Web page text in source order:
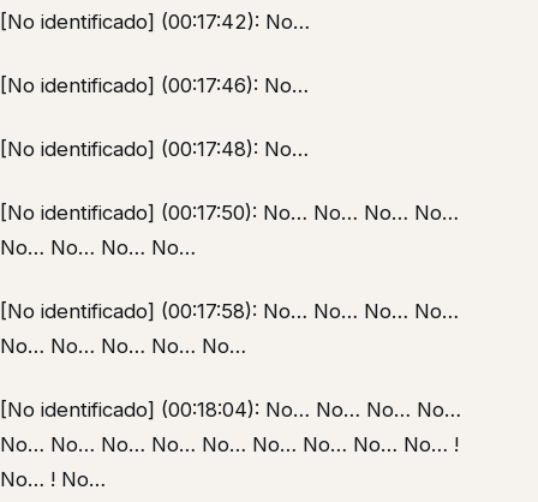
[No identificado] (00:17:42): No…
[No identificado] (00:17:46): No…
[No identificado] (00:17:48): No…
[No identificado] (00:17:50): No… No… No… No…
No… No… No… No…
[No identificado] (00:17:58): No… No… No… No…
No… No… No… No… No…
[No identificado] (00:18:04): No… No… No… No…
No… No… No… No… No… No… No… No… No… !
No… ! No…